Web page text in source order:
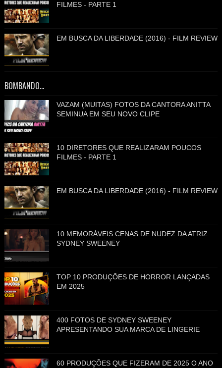
FILMES - PARTE 1
EM BUSCA DA LIBERDADE (2016) - FILM REVIEW
BOMBANDO...
VAZAM (MUITAS) FOTOS DA CANTORA ANITTA
SEMINUA EM SEU NOVO CLIPE
10 DIRETORES QUE REALIZARAM POUCOS
FILMES - PARTE 1
EM BUSCA DA LIBERDADE (2016) - FILM REVIEW
10 MEMORÁVEIS CENAS DE NUDEZ DA ATRIZ
SYDNEY SWEENEY
TOP 10 PRODUÇÕES DE HORROR LANÇADAS
EM 2025
400 FOTOS DE SYDNEY SWEENEY
APRESENTANDO SUA MARCA DE LINGERIE
60 PRODUÇÕES QUE FIZERAM DE 2025 O ANO